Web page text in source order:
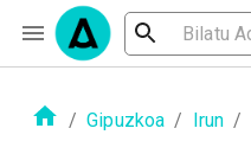
/ Gipuzkoa / Irun /